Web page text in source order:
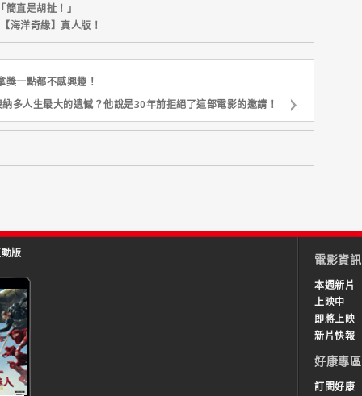
直是胡扯！」
海洋奇緣】真人版！
一點都不感興趣！
多人生最大的遺憾？他說是30年前拒絕了這部電影的邀請！
版 電影資訊
本週新片
上映中
即將上映
新片快報
好康專區
訂閱好康